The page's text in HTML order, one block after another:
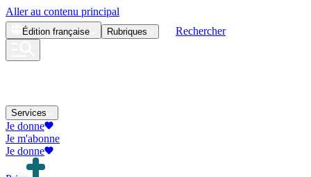
Aller au contenu principal
Édition française Rubriques Rechercher
Services
Je donne
Je m'abonne
Je donne